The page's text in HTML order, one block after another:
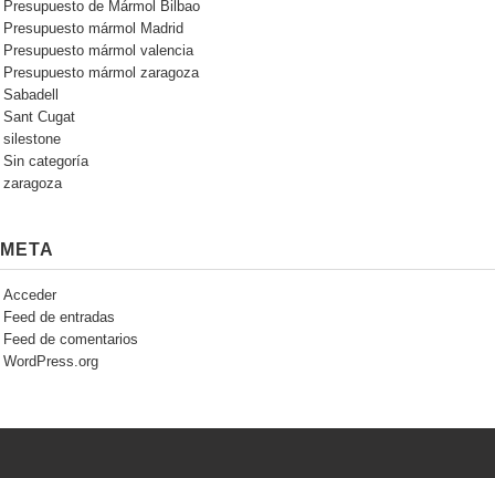
Presupuesto de Mármol Bilbao
Presupuesto mármol Madrid
Presupuesto mármol valencia
Presupuesto mármol zaragoza
Sabadell
Sant Cugat
silestone
Sin categoría
zaragoza
META
Acceder
Feed de entradas
Feed de comentarios
WordPress.org